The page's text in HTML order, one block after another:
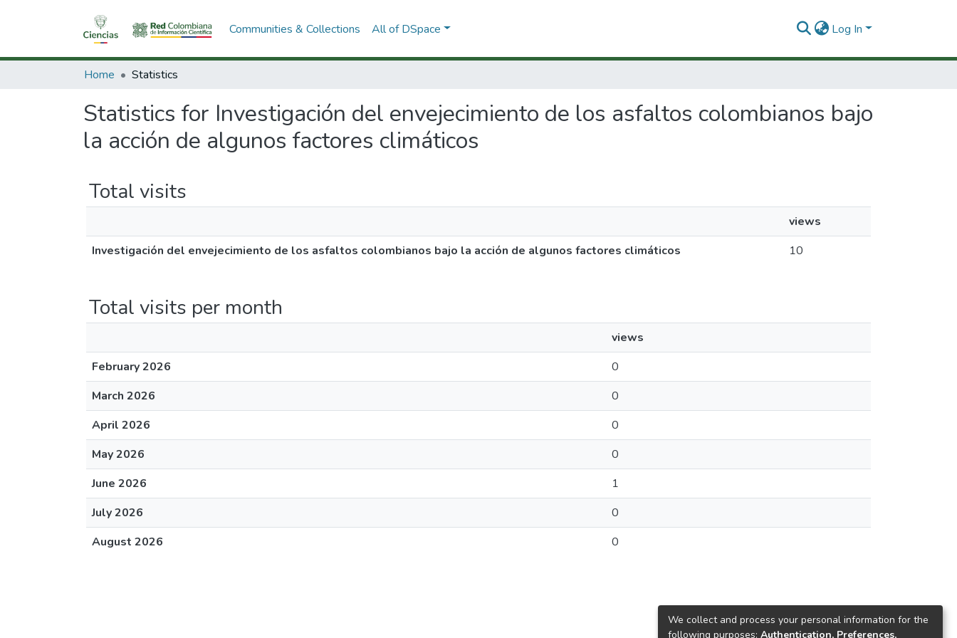
Communities & Collections All of DSpace Log In
Home Statistics
Statistics for Investigación del envejecimiento de los asfaltos colombianos bajo
la acción de algunos factores climáticos
Total visits
views
Investigación del envejecimiento de los asfaltos colombianos bajo la acción de algunos factores climáticos
10
Total visits per month
views
February 2026
0
March 2026
0
April 2026
0
May 2026
0
June 2026
1
July 2026
0
August 2026
0
We collect and process your personal information for the
following purposes: Authentication, Preferences,